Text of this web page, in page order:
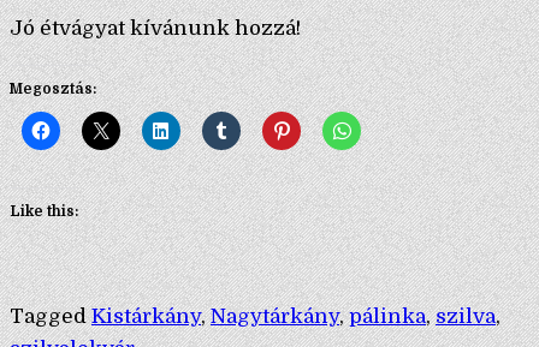
Jó étvágyat kívánunk hozzá!
Megosztás:
Like this:
TaggedKistárkány,Nagytárkány,pálinka,szilva,